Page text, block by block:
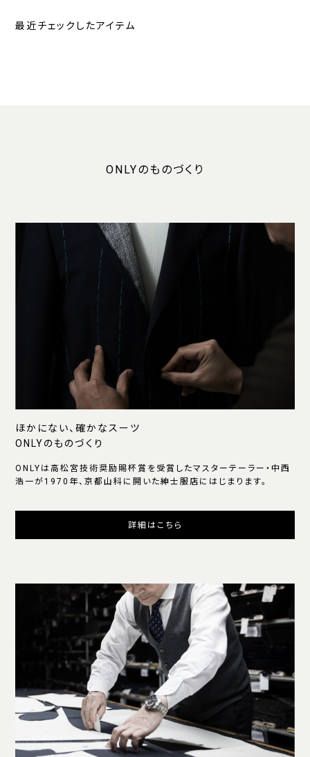
最近チェックしたアイテム
ONLYのものづくり
ほかにない、確かなスーツ
ONLYのものづくり
ONLYは高松宮技術奨励賜杯賞を受賞したマスターテーラー・中西
浩一が1970年、京都山科に開いた紳士服店にはじまります。
詳細はこちら